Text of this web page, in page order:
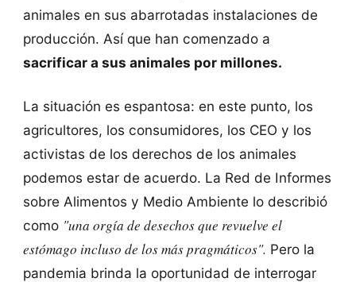
animales en sus abarrotadas instalaciones de
producción. Así que han comenzado a
sacrificar a sus animales por millones.
La situación es espantosa: en este punto, los
agricultores, los consumidores, los CEO y los
activistas de los derechos de los animales
podemos estar de acuerdo. La Red de Informes
sobre Alimentos y Medio Ambiente lo describió
como "una orgía de desechos que revuelve el
estómago incluso de los más pragmáticos". Pero la
pandemia brinda la oportunidad de interrogar